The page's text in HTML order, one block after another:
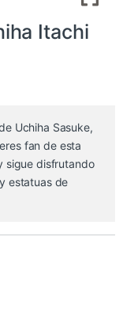
Itachi
Uchiha Sasuke,
fan de esta
sigue disfrutando
estatuas de